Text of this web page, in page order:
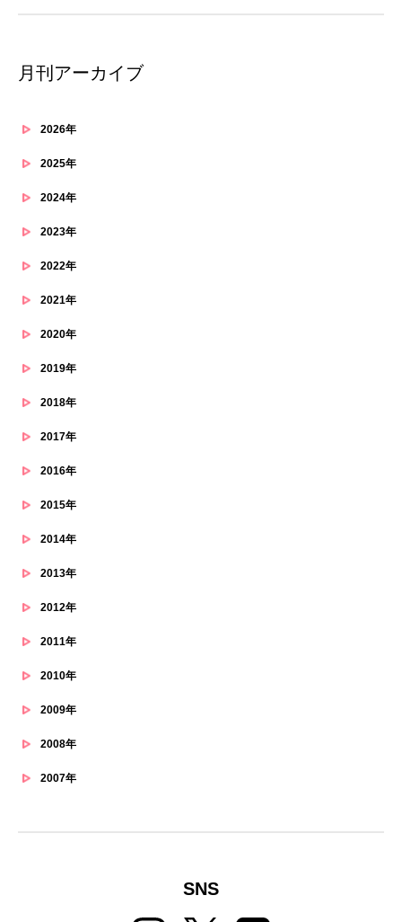
月刊アーカイブ
2026年
2025年
2024年
2023年
2022年
2021年
2020年
2019年
2018年
2017年
2016年
2015年
2014年
2013年
2012年
2011年
2010年
2009年
2008年
2007年
SNS